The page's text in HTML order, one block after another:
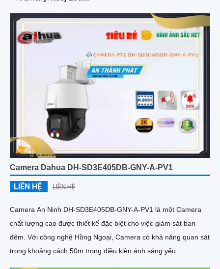
Camera Dahua DH-SD3E405DB-GNY-A-PV1
LIÊN HỆ LIÊN HỆ
Camera An Ninh DH-SD3E405DB-GNY-A-PV1 là một Camera
chất lượng cao được thiết kế đặc biệt cho việc giám sát ban
đêm. Với công nghệ Hồng Ngoại, Camera có khả năng quan sát
trong khoảng cách 50m trong điều kiện ánh sáng yếu